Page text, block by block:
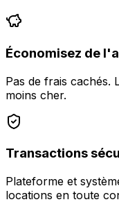
Économisez de
Pas de frais cachés.
moins cher.
Transactions
Plateforme et
locations en toute